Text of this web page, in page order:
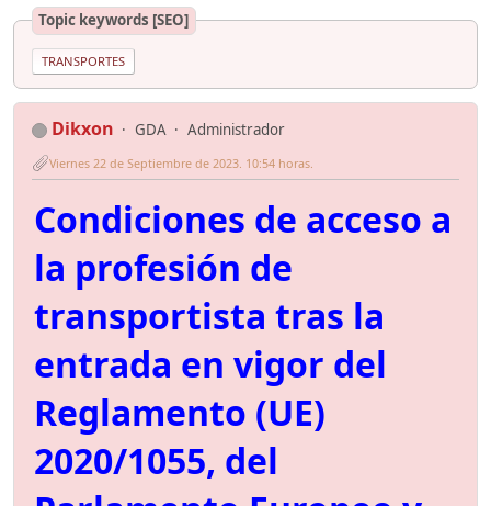
Topic keywords [SEO]
TRANSPORTES
Dikxon GDA Administrador
Viernes 22 de Septiembre de 2023. 10:54 horas.
Condiciones de acceso a
la profesión de
transportista tras la
entrada en vigor del
Reglamento (UE)
2020/1055, del